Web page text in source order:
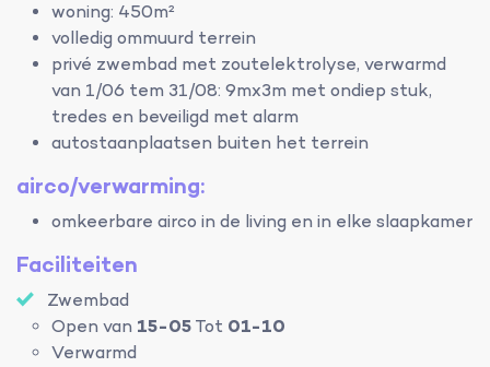
woning: 450m²
volledig ommuurd terrein
privé zwembad met zoutelektrolyse, verwarmd
van 1/06 tem 31/08: 9mx3m met ondiep stuk,
tredes en beveiligd met alarm
autostaanplaatsen buiten het terrein
airco/verwarming:
omkeerbare airco in de living en in elke slaapkamer
Faciliteiten
Zwembad
Open van 15-05Tot 01-10
Verwarmd